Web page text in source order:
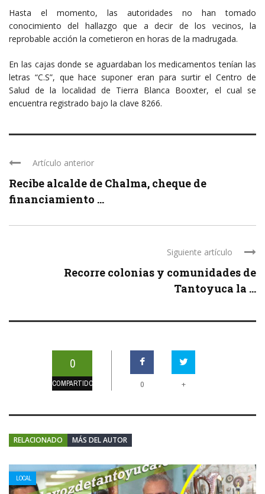
Hasta el momento, las autoridades no han tomado
conocimiento del hallazgo que a decir de los vecinos, la
reprobable acción la cometieron en horas de la madrugada.
En las cajas donde se aguardaban los medicamentos tenían las
letras “C.S”, que hace suponer eran para surtir el Centro de
Salud de la localidad de Tierra Blanca Booxter, el cual se
encuentra registrado bajo la clave 8266.
Artículo anterior
Recibe alcalde de Chalma, cheque de
financiamiento ...
Siguiente artículo
Recorre colonias y comunidades de
Tantoyuca la ...
0
COMPARTIDOS 0 +
RELACIONADO MÁS DEL AUTOR
LOCAL